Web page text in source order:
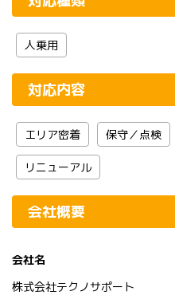
人乗用
対応内容
エリア密着 保守／点検
リニューアル
会社概要
会社名
株式会社テクノサポート